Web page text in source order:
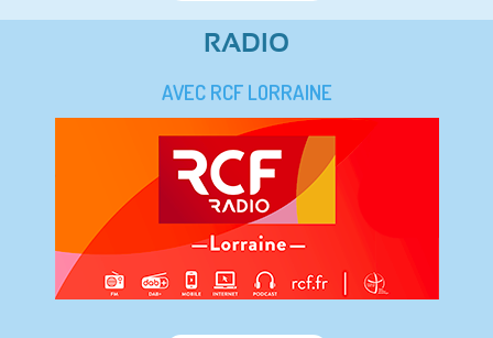
RADIO
AVEC RCF LORRAINE